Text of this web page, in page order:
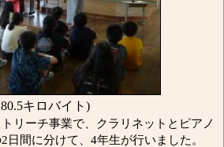
キロバイト)
リーチ事業で、クラリネットとピアノ
日間に分けて、4年生が行いました。